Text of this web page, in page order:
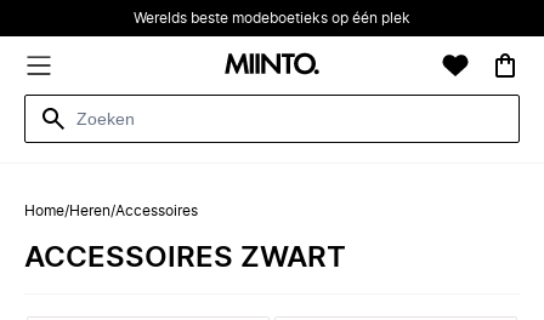
Werelds beste modeboetieks op één plek
Home/Heren/Accessoires
ACCESSOIRES ZWART